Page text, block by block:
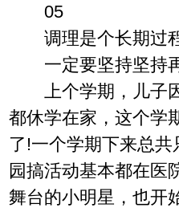
05
调理是个长期过
一定要坚持坚持
上个学期，儿子因
都休学在家，这个学
了!一个学期下来总
园搞活动基本都在医
舞台的小明星，也开